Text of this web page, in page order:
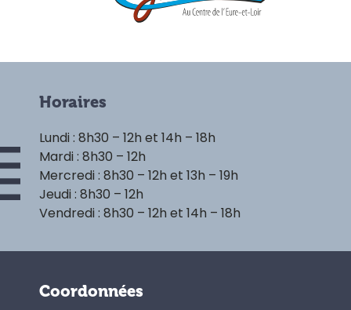
Horaires
Lundi : 8h30 – 12h et 14h – 18h
Mardi : 8h30 – 12h
Mercredi : 8h30 – 12h et 13h – 19h
Jeudi : 8h30 – 12h
Vendredi : 8h30 – 12h et 14h – 18h
Coordonnées